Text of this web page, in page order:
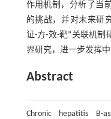
作用机制，分析了当
的挑战，并对未来研
证-方-效-靶”关联机制
界研究，进一步发挥
Abstract
Chronic hepatitis B-